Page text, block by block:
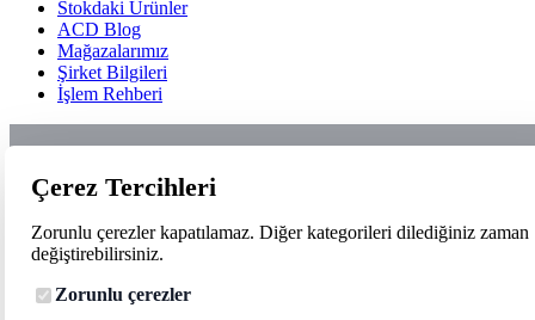
Stokdaki Ürünler
ACD Blog
Mağazalarımız
Şirket Bilgileri
İşlem Rehberi
Çerez Tercihleri
Zorunlu çerezler kapatılamaz. Diğer kategorileri dilediğiniz zaman
değiştirebilirsiniz.
Zorunlu çerezler